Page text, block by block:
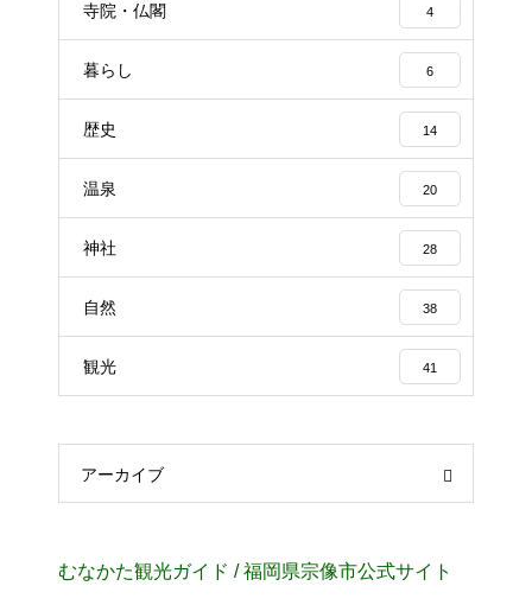
寺院・仏閣 4
暮らし 6
歴史 14
温泉 20
神社 28
自然 38
観光 41
アーカイブ
むなかた観光ガイド / 福岡県宗像市公式サイト